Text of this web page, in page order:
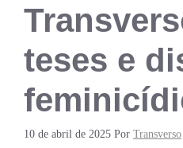
teses e
10 de abril de 2025 Por Transverso